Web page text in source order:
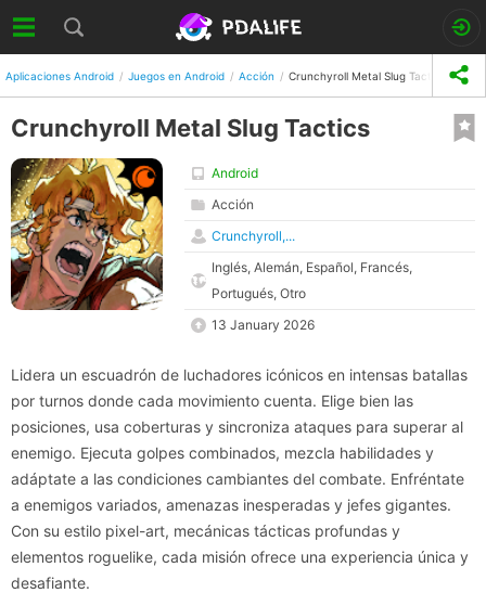
Aplicaciones Android Juegos en Android Acción Crunchyroll Metal Slug Tactics
Crunchyroll Metal Slug Tactics
Android
Acción
Crunchyroll,...
Inglés, Alemán, Español, Francés,
Portugués, Otro
13 January 2026
Lidera un escuadrón de luchadores icónicos en intensas batallas
por turnos donde cada movimiento cuenta. Elige bien las
posiciones, usa coberturas y sincroniza ataques para superar al
enemigo. Ejecuta golpes combinados, mezcla habilidades y
adáptate a las condiciones cambiantes del combate. Enfréntate
a enemigos variados, amenazas inesperadas y jefes gigantes.
Con su estilo pixel-art, mecánicas tácticas profundas y
elementos roguelike, cada misión ofrece una experiencia única y
desafiante.